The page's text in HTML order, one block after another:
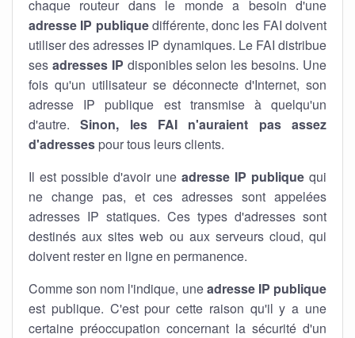
chaque routeur dans le monde a besoin d'une
adresse IP publiquedifférente, donc les FAI doivent
utiliser des adresses IP dynamiques. Le FAI distribue
ses adresses IP disponibles selon les besoins. Une
fois qu'un utilisateur se déconnecte d'Internet, son
adresse IP publique est transmise à quelqu'un
d'autre.Sinon, les FAI n'auraient pas assez
d'adresses pour tous leurs clients.
Il est possible d'avoir une adresse IP publique qui
ne change pas, et ces adresses sont appelées
adresses IP statiques. Ces types d'adresses sont
destinés aux sites web ou aux serveurs cloud, qui
doivent rester en ligne en permanence.
Comme son nom l'indique, uneadresse IP publique
est publique. C'est pour cette raison qu'il y a une
certaine préoccupation concernant la sécurité d'un